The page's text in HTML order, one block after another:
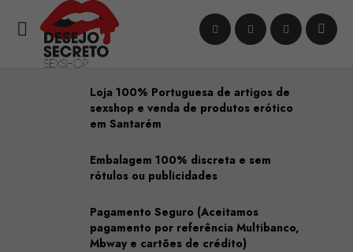

Loja 100% Portuguesa de artigos de
sexshop e venda de produtos erótico
em Santarém
Embalagem 100% discreta e sem
rótulos ou publicidades
Pagamento Seguro (Aceitamos
pagamento por referência Multibanco,
Mbway e cartões de crédito)